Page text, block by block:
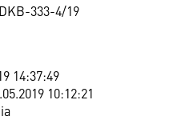
333-4/19
14:37:49
10:12:21